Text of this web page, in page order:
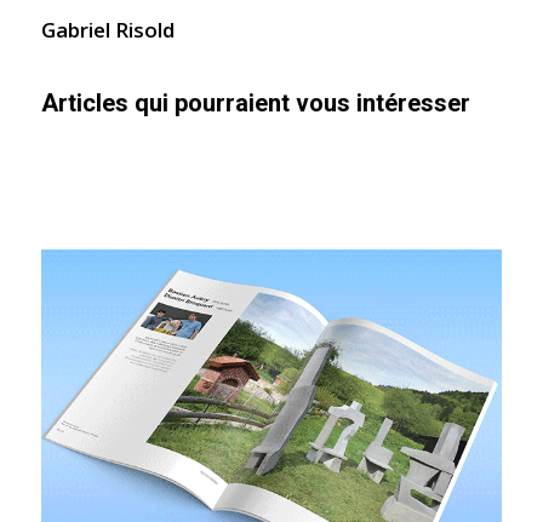
Gabriel Risold
Articles qui pourraient vous intéresser